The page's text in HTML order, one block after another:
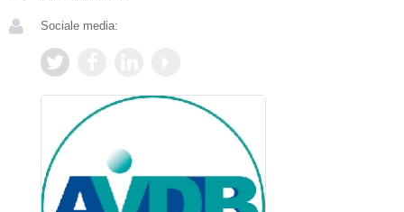
Sociale media: